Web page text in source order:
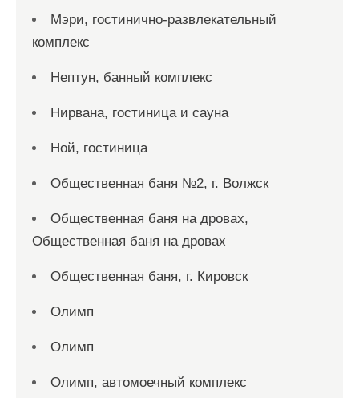
Мэри, гостинично-развлекательный
комплекс
Нептун, банный комплекс
Нирвана, гостиница и сауна
Ной, гостиница
Общественная баня №2, г. Волжск
Общественная баня на дровах,
Общественная баня на дровах
Общественная баня, г. Кировск
Олимп
Олимп
Олимп, автомоечный комплекс